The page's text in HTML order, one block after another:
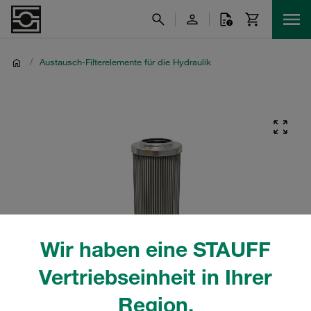
Wir haben eine STAUFF
Vertriebseinheit in Ihrer
Region.
/ Austausch-Filterelemente für die Hydraulik